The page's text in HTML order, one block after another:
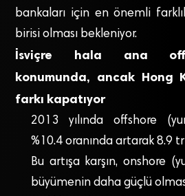
bankaları için en önemli
birisi olması bekleniyor.
İsviçre hala ana off-
konumunda, ancak Hong
farkı kapatıyor
2013 yılında offshore
%10.4 oranında artarak 8.9
Bu artışa karşın, onshore
büyümenin daha güçlü